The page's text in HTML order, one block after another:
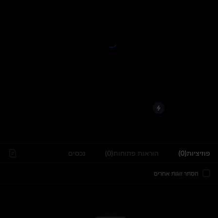
פוזיציות(0) הוראות פתוחות(0) נכסים
הסתר זוגות אחרים